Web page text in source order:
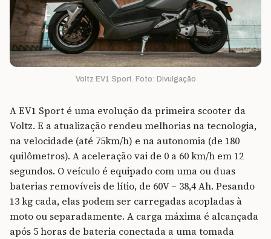
Voltz EV1 Sport. Foto: Divulgação
A EV1 Sport é uma evolução da primeira scooter da
Voltz. E a atualização rendeu melhorias na tecnologia,
na velocidade (até 75km/h) e na autonomia (de 180
quilômetros). A aceleração vai de 0 a 60 km/h em 12
segundos. O veículo é equipado com uma ou duas
baterias removíveis de lítio, de 60V – 38,4 Ah. Pesando
13 kg cada, elas podem ser carregadas acopladas à
moto ou separadamente. A carga máxima é alcançada
após 5 horas de bateria conectada a uma tomada